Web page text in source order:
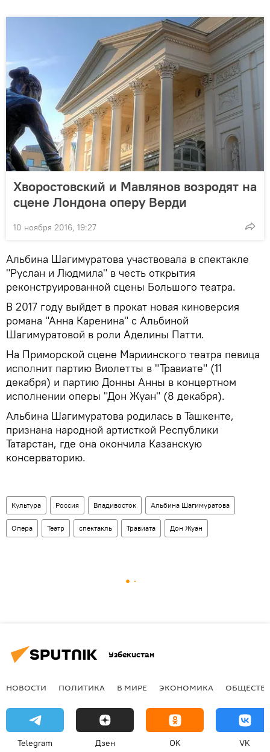
Хворостовский и Мавлянов возродят на
сцене Лондона оперу Верди
10 ноября 2016, 19:27
Альбина Шагимуратова участвовала в спектакле
"Руслан и Людмила" в честь открытия
реконструированной сцены Большого театра.
В 2017 году выйдет в прокат новая киноверсия
романа "Анна Каренина" с Альбиной
Шагимуратовой в роли Аделины Патти.
На Приморской сцене Мариинского театра певица
исполнит партию Виолетты в "Травиате" (11
декабря) и партию Донны Анны в концертном
исполнении оперы "Дон Жуан" (8 декабря).
Альбина Шагимуратова родилась в Ташкенте,
признана народной артисткой Республики
Татарстан, где она окончила Казанскую
консерваторию.
Культура Россия Владивосток Альбина Шагимуратова
Опера Театр спектакль Травиата Дон Жуан
Узбекистан
НОВОСТИ ПОЛИТИКА В МИРЕ ЭКОНОМИКА
Telegram Дзен OK VK